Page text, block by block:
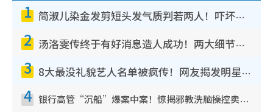
1 简淑儿染金发剪短头发气质判若两人！吓坏老公麦大力都认不出：“你做什么？”
2 汤洛雯传终于有好消息造人成功！两大细节曝孕味极浓引猜测：大肚婆先会咁！
3 8大最没礼貌艺人名单被疯传！网友揭发明星真面目，一致数落这一位是无品天花板？
4 银行高管“沉船”爆案中案！惊揭邪教洗脑操控卖淫被吞600万，幕后黑手讲多错多